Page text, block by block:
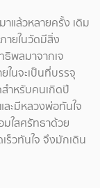
แล้วหลายครั้ง เดิม
ายในวัดมีสิ่ง
พลมาจากเจ
ในจะเป็นที่บรรจุ
สำหรับคนเกิดปี
ละมีหลวงพ่อทันใจ
ใสศรัทธาด้วย
ร็วทันใจ จึงมักเดิน